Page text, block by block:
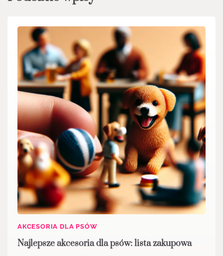
AKCESORIA DLA PSÓW
Najlepsze akcesoria dla psów: lista zakupowa